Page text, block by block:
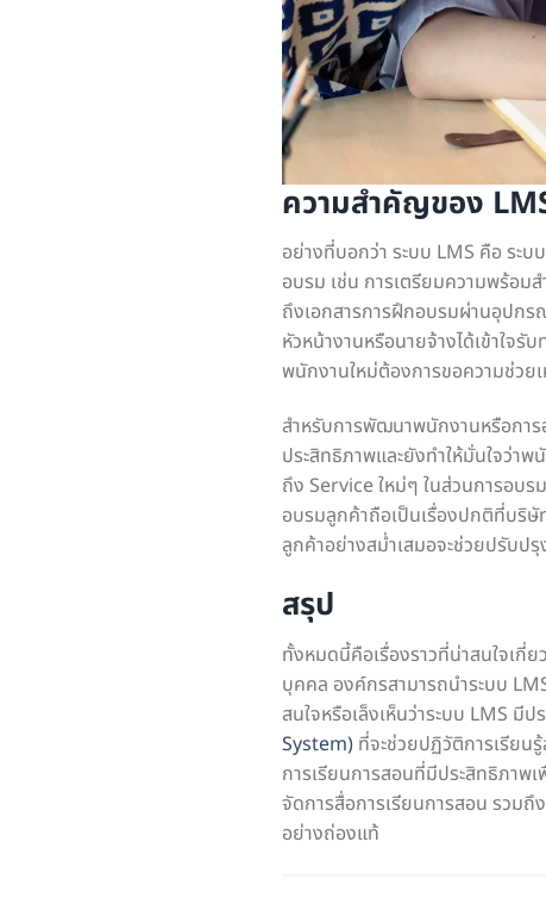
ความสำคัญของ
อย่างที่บอกว่า ระบบ LMS คือ ระ
อบรม เช่น การเตรียมความพร้อม
ถึงเอกสารการฝึกอบรมผ่านอุปกร
หัวหน้างานหรือนายจ้างได้เข้าใจ
พนักงานใหม่ต้องการขอความช่วย
สำหรับการพัฒนาพนักงานหรือกา
ประสิทธิภาพและยังทำให้มั่นใจว่า
ถึง Service ใหม่ๆ ในส่วนการอบ
อบรมลูกค้าถือเป็นเรื่องปกติที่บริษั
ลูกค้าอย่างสม่ำเสมอจะช่วยปรับป
สรุป
ทั้งหมดนี้คือเรื่องราวที่น่าสนใจเกี่
บุคคล องค์กรสามารถนำระบบ
สนใจหรือเล็งเห็นว่าระบบ LMS มี
System) ที่จะช่วยปฏิวัติการเรีย
การเรียนการสอนที่มีประสิทธิภาพ
จัดการสื่อการเรียนการสอน รวมถึ
อย่างถ่องแท้